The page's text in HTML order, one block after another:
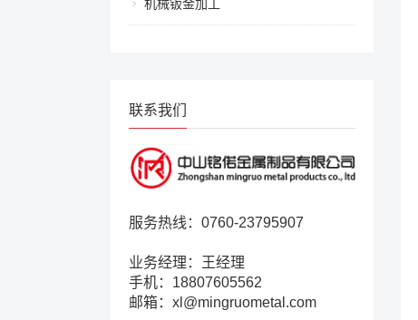
机械钣金加工
联系我们
服务热线：0760-23795907
业务经理：王经理
手机：18807605562
邮箱：xl@mingruometal.com